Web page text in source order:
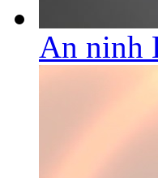
An ninh